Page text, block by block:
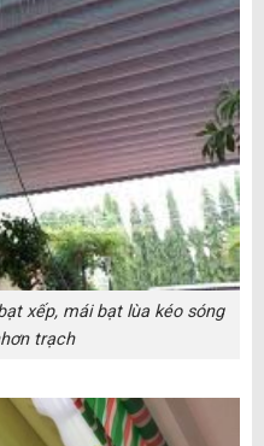
xếp, mái bạt lùa kéo sóng
trạch